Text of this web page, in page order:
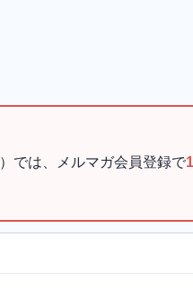
）では、メルマガ会員登録で